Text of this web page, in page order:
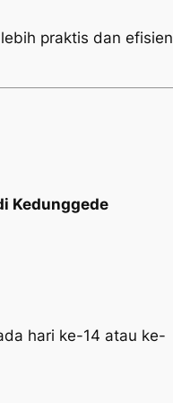
praktis dan efisien
Kedunggede
hari ke-14 atau ke-